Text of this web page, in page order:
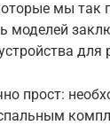
мы так
моделей
прост: